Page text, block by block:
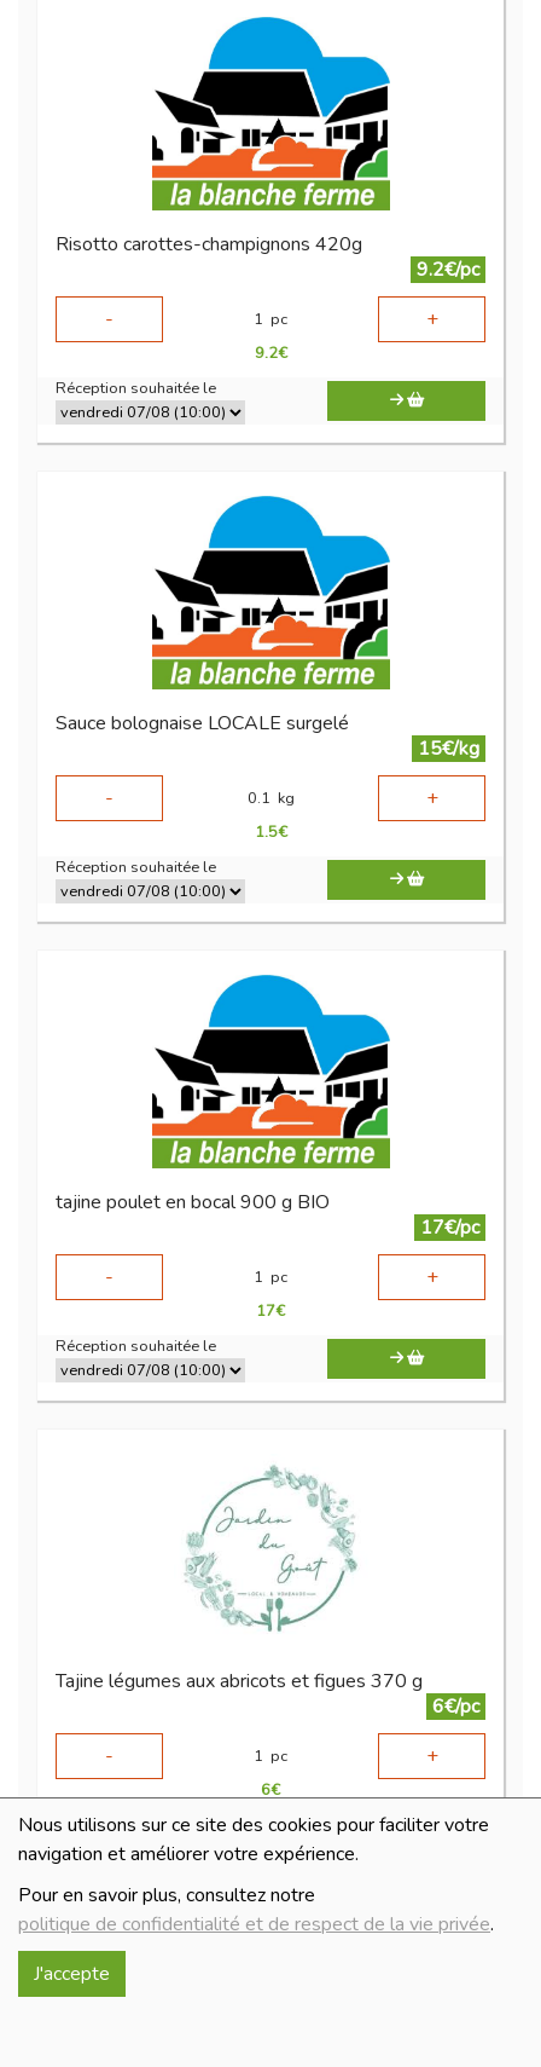
Nous utilisons sur ce site des cookies pour faciliter votre
navigation et améliorer votre expérience.
Pour en savoir plus, consultez notre
politique de confidentialité et de respect de la vie privée.
J'accepte
Risotto carottes-champignons 420g
9.2€/pc
-
1 pc +
9.2€
Réception souhaitée le
Sauce bolognaise LOCALE surgelé
15€/kg
-
0.1 kg +
1.5€
Réception souhaitée le
tajine poulet en bocal 900 g BIO
17€/pc
-
1 pc +
17€
Réception souhaitée le
Tajine légumes aux abricots et figues 370 g
6€/pc
-
1 pc +
6€
Réception souhaitée le